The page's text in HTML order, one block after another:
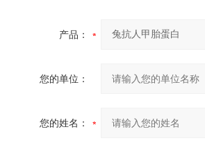
产品：
您的单位：
您的姓名：